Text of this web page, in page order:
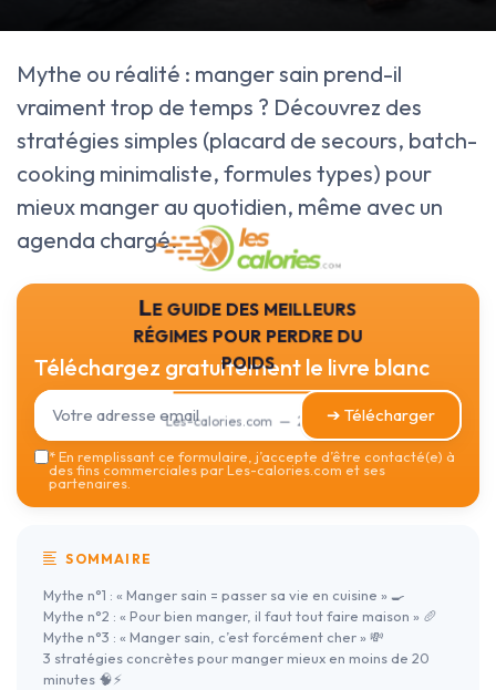
Mythe ou réalité : manger sain prend-il
vraiment trop de temps ? Découvrez des
stratégies simples (placard de secours, batch-
cooking minimaliste, formules types) pour
mieux manger au quotidien, même avec un
agenda chargé.
Le guide des meilleurs
régimes pour perdre du
poids
Les-calories.com — 2026
Téléchargez gratuitement le livre blanc
➔ Télécharger
*En remplissant ce formulaire, j’accepte d’être contacté(e) à
des fins commerciales par Les-calories.com et ses
partenaires.
SOMMAIRE
Mythe n°1 : « Manger sain = passer sa vie en cuisine » 🍳
Mythe n°2 : « Pour bien manger, il faut tout faire maison » 🥖
Mythe n°3 : « Manger sain, c’est forcément cher » 💸
3 stratégies concrètes pour manger mieux en moins de 20
minutes 🧠⚡